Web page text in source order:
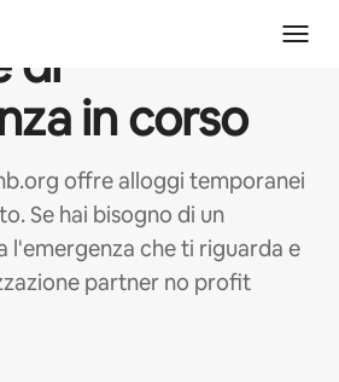
di
in corso
offre alloggi temporanei
Se hai bisogno di un
l'emergenza che ti riguarda e
partner no profit